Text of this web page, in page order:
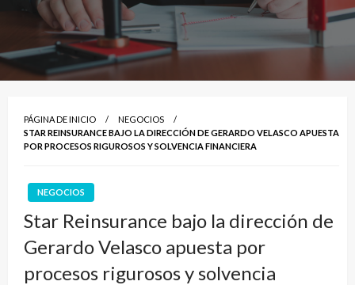
PÁGINA DE INICIO
NEGOCIOS
STAR REINSURANCE BAJO LA DIRECCIÓN DE GERARDO VELASCO APUESTA
POR PROCESOS RIGUROSOS Y SOLVENCIA FINANCIERA
NEGOCIOS
Star Reinsurance bajo la dirección de
Gerardo Velasco apuesta por
procesos rigurosos y solvencia